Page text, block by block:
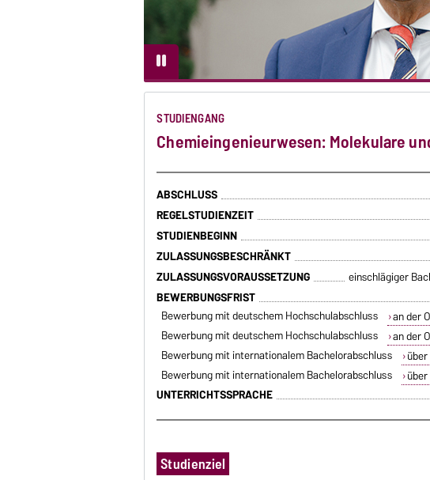
STUDIENGANG
Chemieingenieurwesen: Molekulare
ABSCHLUSS
REGELSTUDIENZEIT
STUDIENBEGINN
ZULASSUNGSBESCHRÄNKT
ZULASSUNGSVORAUSSETZUNG
einschlägiger
BEWERBUNGSFRIST
Bewerbung mit deutschem Hochschulabschluss
an der
Bewerbung mit deutschem Hochschulabschluss
an der
Bewerbung mit internationalem Bachelorabschluss
Bewerbung mit internationalem Bachelorabschluss
UNTERRICHTSSPRACHE
Studienziel